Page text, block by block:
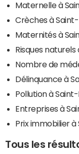
Maternelle à
Crèches à Saint-
Maternités à
Risques naturels
Nombre de
Délinquance à
Pollution à Saint-
Entreprises à
Prix immobilier à
Tous les